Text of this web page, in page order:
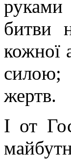
руками
битви
кожної
силою;
жертв.
І от